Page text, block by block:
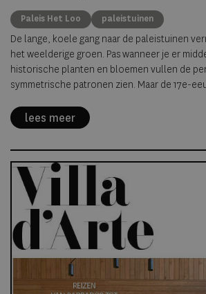
Paleis Het Loo paleistuinen
De lange, koele gang naar de paleistuinen
het weelderige groen. Pas wanneer je er
historische planten en bloemen vullen de
symmetrische patronen zien. Maar de 17e-
gekabbel en stromend water is overal. Het is
aarde, dat ook zo bedoeld was. De
zo’n tuin te laten aanleggen.
lees meer